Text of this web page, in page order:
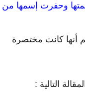
100 شخصية تركت بصمتها وحفرت إسمها من
أنها كانت مختصرة
التالية :